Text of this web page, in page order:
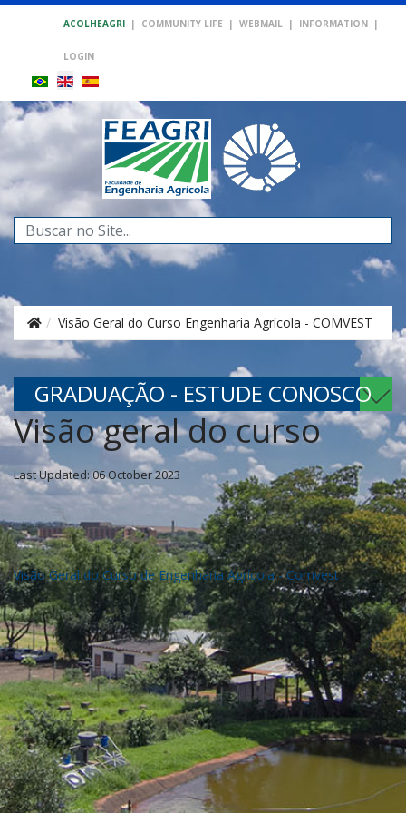
ACOLHEAGRI | COMMUNITY LIFE | WEBMAIL | INFORMATION |
LOGIN
Search
...
Visão Geral do Curso Engenharia Agrícola - COMVEST
GRADUAÇÃO - ESTUDE CONOSCO
Visão geral do curso
Last Updated: 06 October 2023
Visão Geral do Curso de Engenharia Agrícola - Comvest